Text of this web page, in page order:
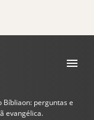
Bíbliaon: perguntas e
evangélica.